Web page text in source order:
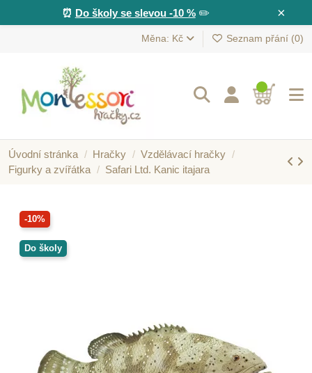
×
⏰ Do školy se slevou -10 %✏️
Měna: Kč Seznam přání (0)
Úvodní stránka Hračky
Vzdělávací hračky
Figurky a zvířátka
Safari Ltd. Kanic itajara
-10%
Do školy